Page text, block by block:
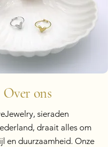
Over ons
sieraden
draait alles om
en duurzaamheid. Onze